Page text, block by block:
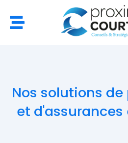
contenu
Nos solutions
et